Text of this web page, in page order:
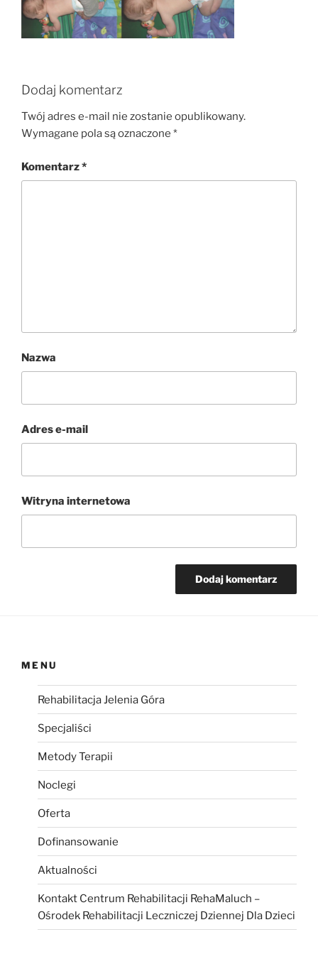
Dodaj komentarz
Twój adres e-mail nie zostanie opublikowany.
Wymagane pola są oznaczone *
Komentarz*
Nazwa
Adres e-mail
Witryna internetowa
MENU
Rehabilitacja Jelenia Góra
Specjaliści
Metody Terapii
Noclegi
Oferta
Dofinansowanie
Aktualności
Kontakt Centrum Rehabilitacji RehaMaluch –
Ośrodek Rehabilitacji Leczniczej Dziennej Dla Dzieci